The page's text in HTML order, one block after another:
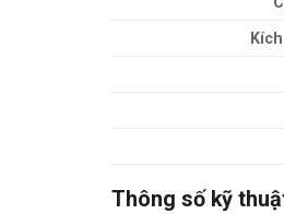
Thông số kỹ